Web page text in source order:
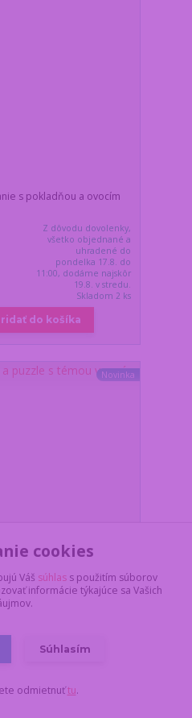
s pokladňou a ovocím
Z dôvodu dovolenky,
všetko objednané a
uhradené do
pondelka 17.8. do
11:00, dodáme najskôr
19.8. v stredu.
Skladom 2 ks
do košíka
Novinka
Z dôvodu dovolenky,
pondelka 17.8. do
11:00, dodáme najskôr
cookies
Váš súhlas s použitím súborov
informácie týkajúce sa Vašich
Súhlasím
odmietnuťtu.